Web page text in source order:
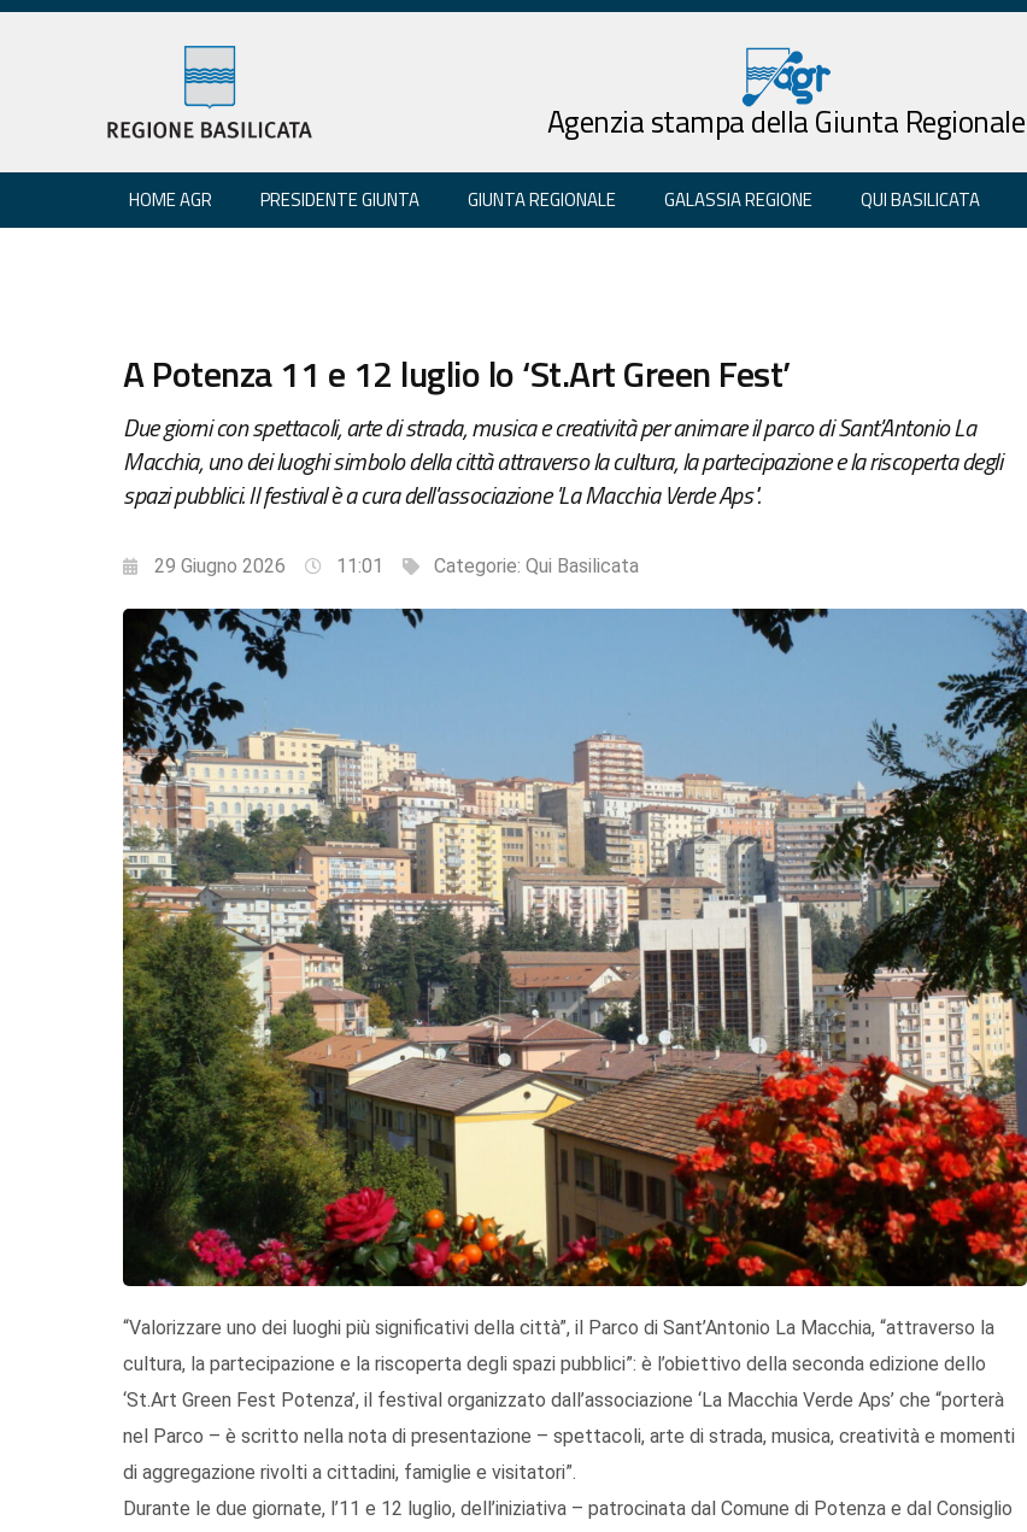
Agenzia stampa della Giunta Regionale
HOME AGR PRESIDENTE GIUNTA GIUNTA REGIONALE GALASSIA REGIONE QUI BASILICATA
A Potenza 11 e 12 luglio lo ‘St.Art Green Fest’
Due giorni con spettacoli, arte di strada, musica e creatività per animare il parco di Sant'Antonio La
Macchia, uno dei luoghi simbolo della città attraverso la cultura, la partecipazione e la riscoperta degli
spazi pubblici. Il festival è a cura dell'associazione 'La Macchia Verde Aps".
29 Giugno 2026 11:01 Categorie: Qui Basilicata
“Valorizzare uno dei luoghi più significativi della città”, il Parco di Sant’Antonio La Macchia, “attraverso la
cultura, la partecipazione e la riscoperta degli spazi pubblici”: è l’obiettivo della seconda edizione dello
‘St.Art Green Fest Potenza’, il festival organizzato dall’associazione ‘La Macchia Verde Aps’ che “porterà
nel Parco – è scritto nella nota di presentazione – spettacoli, arte di strada, musica, creatività e momenti
di aggregazione rivolti a cittadini, famiglie e visitatori”.
Durante le due giornate, l’11 e 12 luglio, dell’iniziativa – patrocinata dal Comune di Potenza e dal Consiglio